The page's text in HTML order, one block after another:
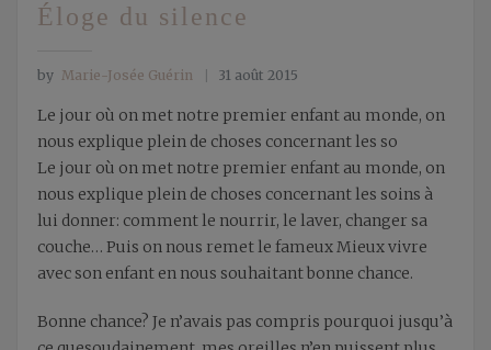
Éloge du silence
by Marie-Josée Guérin 31 août 2015
Le jour où on met notre premier enfant au monde, on
nous explique plein de choses concernant les so
Le jour où on met notre premier enfant au monde, on
nous explique plein de choses concernant les soins à
lui donner: comment le nourrir, le laver, changer sa
couche… Puis on nous remet le fameux Mieux vivre
avec son enfant en nous souhaitant bonne chance.
Bonne chance? Je n’avais pas compris pourquoi jusqu’à